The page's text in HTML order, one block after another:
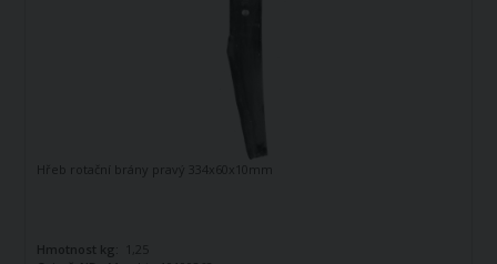
Hřeb rotační brány pravý 334x60x10mm
Hmotnost kg:
1,25